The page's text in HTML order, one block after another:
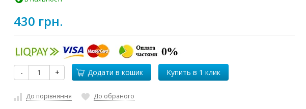
430 грн.
- + Додати в кошик
До порівняння До обраного